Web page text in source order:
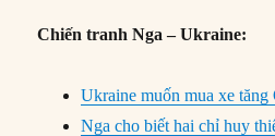
Chiến tranh Nga – Ukraine:
Ukraine muốn mua xe tăng
Nga cho biết hai chỉ huy